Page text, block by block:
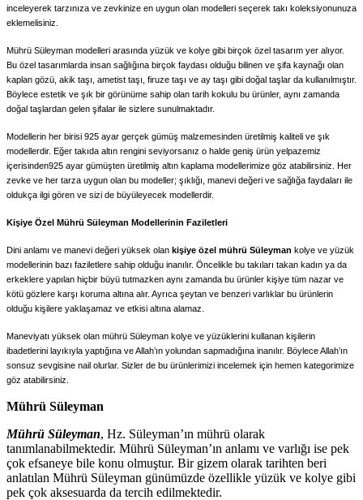
inceleyerek tarzınıza ve zevkinize en uygun olan modelleri seçerek takı koleksiyonunuza
eklemelisiniz.
Mührü Süleyman modelleri arasında yüzük ve kolye gibi birçok özel tasarım yer alıyor.
Bu özel tasarımlarda insan sağlığına birçok faydası olduğu bilinen ve şifa kaynağı olan
kaplan gözü, akik taşı, ametist taşı, firuze taşı ve ay taşı gibi doğal taşlar da kullanılmıştır.
Böylece estetik ve şık bir görünüme sahip olan tarih kokulu bu ürünler, aynı zamanda
doğal taşlardan gelen şifalar ile sizlere sunulmaktadır.
Modellerin her birisi 925 ayar gerçek gümüş malzemesinden üretilmiş kaliteli ve şık
modellerdir. Eğer takıda altın rengini seviyorsanız o halde geniş ürün yelpazemiz
içerisinden925 ayar gümüşten üretilmiş altın kaplama modellerimize göz atabilirsiniz. Her
zevke ve her tarza uygun olan bu modeller; şıklığı, manevi değeri ve sağlığa faydaları ile
oldukça ilgi gören ve sizi de büyüleyecek modellerdir.
Kişiye Özel Mührü Süleyman Modellerinin Faziletleri
Dini anlamı ve manevi değeri yüksek olan kişiye özel mührü Süleyman kolye ve yüzük
modellerinin bazı faziletlere sahip olduğu inanılır. Öncelikle bu takıları takan kadın ya da
erkeklere yapılan hiçbir büyü tutmazken aynı zamanda bu ürünler kişiye tüm nazar ve
kötü gözlere karşı koruma altına alır. Ayrıca şeytan ve benzeri varlıklar bu ürünlerin
olduğu kişilere yaklaşamaz ve etkisi altına alamaz.
Maneviyatı yüksek olan mührü Süleyman kolye ve yüzüklerini kullanan kişilerin
ibadetlerini layıkıyla yaptığına ve Allah’ın yolundan sapmadığına inanılır. Böylece Allah’ın
sonsuz sevgisine nail olurlar. Sizler de bu ürünlerimizi incelemek için hemen kategorimize
göz atabilirsiniz.
Mührü Süleyman
Mührü Süleyman, Hz. Süleyman’ın mührü olarak
tanımlanabilmektedir. Mührü Süleyman’ın anlamı ve varlığı ise pek
çok efsaneye bile konu olmuştur. Bir gizem olarak tarihten beri
anlatılan Mührü Süleyman günümüzde özellikle yüzük ve kolye gibi
pek çok aksesuarda da tercih edilmektedir.